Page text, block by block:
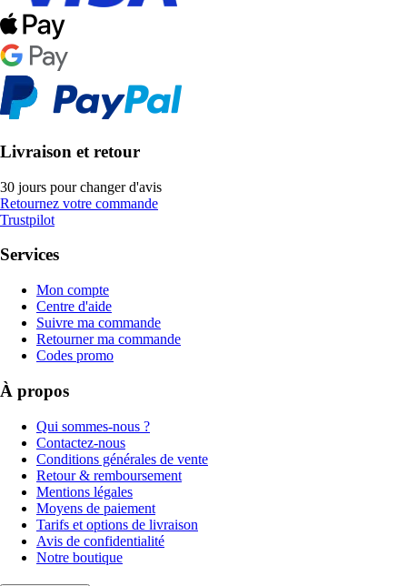
Livraison et retour
30 jours pour changer d'avis
Retournez votre commande
Trustpilot
Services
Mon compte
Centre d'aide
Suivre ma commande
Retourner ma commande
Codes promo
À propos
Qui sommes-nous ?
Contactez-nous
Conditions générales de vente
Retour & remboursement
Mentions légales
Moyens de paiement
Tarifs et options de livraison
Avis de confidentialité
Notre boutique